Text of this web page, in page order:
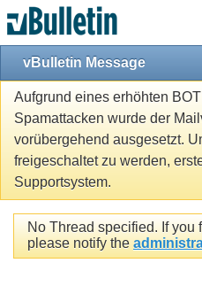
vBulletin Message
Aufgrund eines erhöhten
Spamattacken wurde der
vorübergehend ausgesetzt.
freigeschaltet zu werden,
Supportsystem.
No Thread specified. If
please notify the